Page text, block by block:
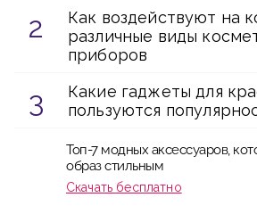
Как воздействуют на
различные виды
приборов
Какие гаджеты для
пользуются
Топ-7 модных аксессуаров,
образ стильным
Скачать бесплатно